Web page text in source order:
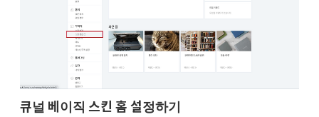
큐널 베이직 스킨 홈 설정하기